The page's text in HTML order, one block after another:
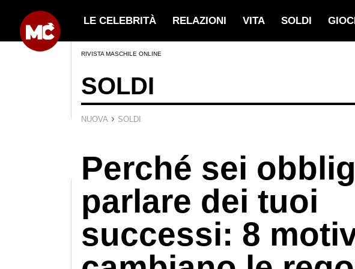
LE CELEBRITÀ RELAZIONI VITA SOLDI
RIVISTA MASCHILE ONLINE
SOLDI
NUOVA › SOLDI
Perché sei
parlare dei tuoi
successi: 8